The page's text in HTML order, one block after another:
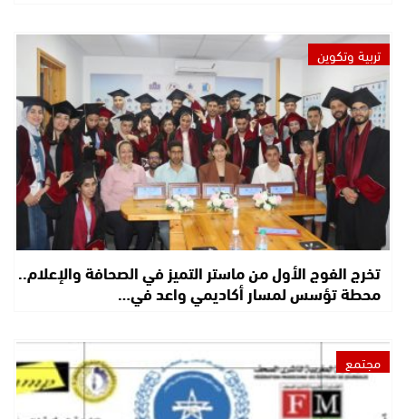
تربية وتكوين
تخرج الفوج الأول من ماستر التميز في الصحافة والإعلام..
محطة تؤسس لمسار أكاديمي واعد في…
مجتمع